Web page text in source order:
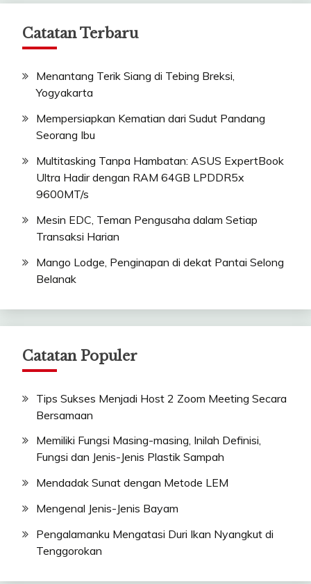
Catatan Terbaru
Menantang Terik Siang di Tebing Breksi,
Yogyakarta
Mempersiapkan Kematian dari Sudut Pandang
Seorang Ibu
Multitasking Tanpa Hambatan: ASUS ExpertBook
Ultra Hadir dengan RAM 64GB LPDDR5x
9600MT/s
Mesin EDC, Teman Pengusaha dalam Setiap
Transaksi Harian
Mango Lodge, Penginapan di dekat Pantai Selong
Belanak
Catatan Populer
Tips Sukses Menjadi Host 2 Zoom Meeting Secara
Bersamaan
Memiliki Fungsi Masing-masing, Inilah Definisi,
Fungsi dan Jenis-Jenis Plastik Sampah
Mendadak Sunat dengan Metode LEM
Mengenal Jenis-Jenis Bayam
Pengalamanku Mengatasi Duri Ikan Nyangkut di
Tenggorokan